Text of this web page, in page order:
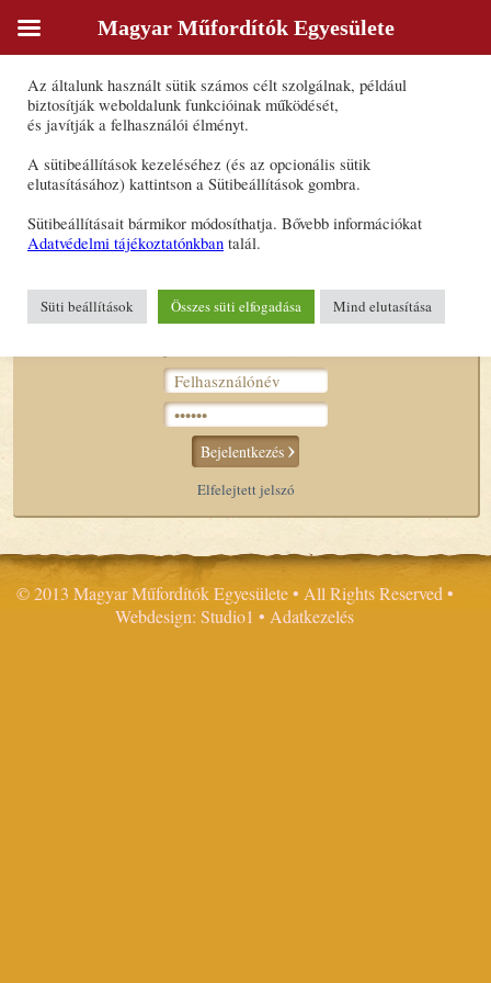
Kalmár Éva Kornélia
Célnyelv(ek): magyar
E-mail-cím:evakalm@gmail.com
Bejelentkezés
Elfelejtett jelszó
© 2013 Magyar Műfordítók Egyesülete • All Rights Reserved •
Webdesign: Studio1 • Adatkezelés
Sütik
Az általunk használt sütik számos célt szolgálnak, például
biztosítják weboldalunk funkcióinak működését,
és javítják a felhasználói élményt.
A sütibeállítások kezeléséhez (és az opcionális sütik
elutasításához) kattintson a Sütibeállítások gombra.
Sütibeállításait bármikor módosíthatja. Bővebb információkat
Adatvédelmi tájékoztatónkban talál.
Süti beállítások Összes süti elfogadása Mind elutasítása
Magyar Műfordítók Egyesülete